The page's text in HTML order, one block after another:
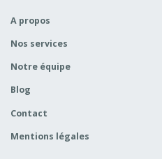
A propos
Nos services
Notre équipe
Blog
Contact
Mentions légales